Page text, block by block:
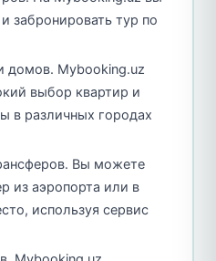
забронировать тур по
домов. Mybooking.uz
выбор квартир и
в различных городах
Вы можете
из аэропорта или в
используя сервис